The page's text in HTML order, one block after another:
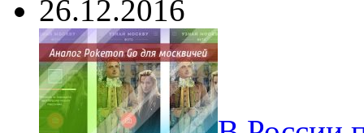
26.12.2016